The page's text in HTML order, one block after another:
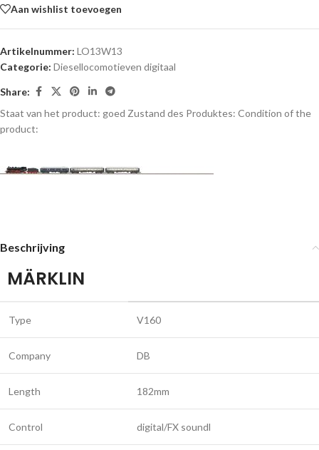
Aan wishlist toevoegen
Artikelnummer: LO13W13
Categorie: Diesellocomotieven digitaal
Share:
Staat van het product: goed Zustand des Produktes: Condition of the
product:
Beschrijving
MÄRKLIN
Type V160
Company DB
Length 182mm
Control digital/FX soundl